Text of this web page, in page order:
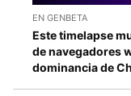
EN GENBETA
Este timelapse
de navegadores
dominancia de